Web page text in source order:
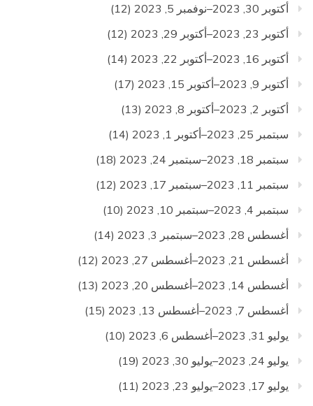
أكتوبر 30, 2023–نوفمبر 5, 2023
(12)
أكتوبر 23, 2023–أكتوبر 29, 2023
(12)
أكتوبر 16, 2023–أكتوبر 22, 2023
(14)
أكتوبر 9, 2023–أكتوبر 15, 2023
(17)
أكتوبر 2, 2023–أكتوبر 8, 2023
(13)
سبتمبر 25, 2023–أكتوبر 1, 2023
(14)
سبتمبر 18, 2023–سبتمبر 24, 2023
(18)
سبتمبر 11, 2023–سبتمبر 17, 2023
(12)
سبتمبر 4, 2023–سبتمبر 10, 2023
(10)
أغسطس 28, 2023–سبتمبر 3, 2023
(14)
أغسطس 21, 2023–أغسطس 27, 2023
(12)
أغسطس 14, 2023–أغسطس 20, 2023
(13)
أغسطس 7, 2023–أغسطس 13, 2023
(15)
يوليو 31, 2023–أغسطس 6, 2023
(10)
يوليو 24, 2023–يوليو 30, 2023
(19)
يوليو 17, 2023–يوليو 23, 2023
(11)